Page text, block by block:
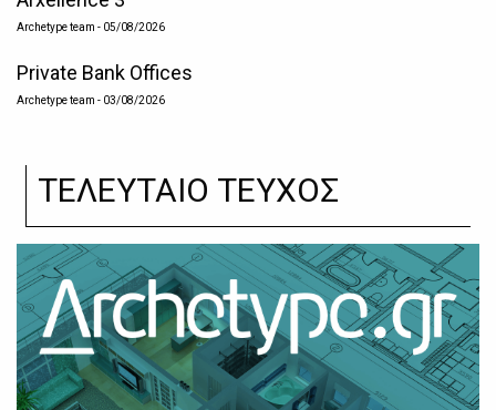
Archetype team - 05/08/2026
Private Bank Offices
Archetype team - 03/08/2026
ΤΕΛΕΥΤΑΙΟ ΤΕΥΧΟΣ